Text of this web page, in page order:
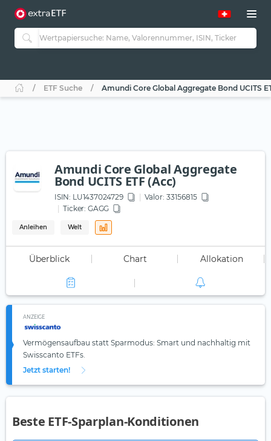
ETF Suche Amundi Core Global Aggregate Bond UCITS
Amundi Core Global Aggregate
Bond UCITS ETF (Acc)
ISIN: LU1437024729
Valor: 33156815
Ticker: GAGG
Anleihen Welt
Überblick Chart Allokation
ANZEIGE
Vermögensaufbau statt Sparmodus: Smart und nachhaltig mit
Swisscanto ETFs.
Jetzt starten!
Beste ETF-Sparplan-Konditionen